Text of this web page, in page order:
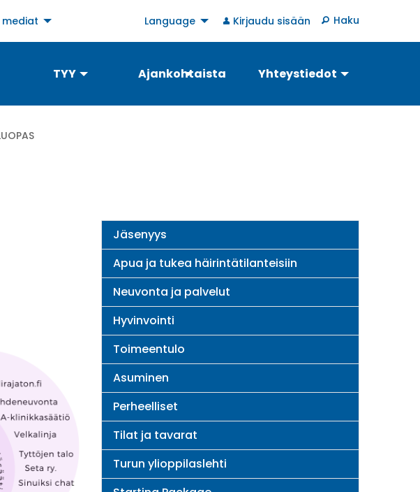
mediat Language
User
account
Kirjaudu sisään Haku
TYY Ajankohtaista Yhteystiedot
Palveluopas
Jäsenyys
Apua ja tukea häirintätilanteisiin
Neuvonta ja palvelut
Hyvinvointi
Toimeentulo
Asuminen
Perheelliset
Tilat ja tavarat
Turun ylioppilaslehti